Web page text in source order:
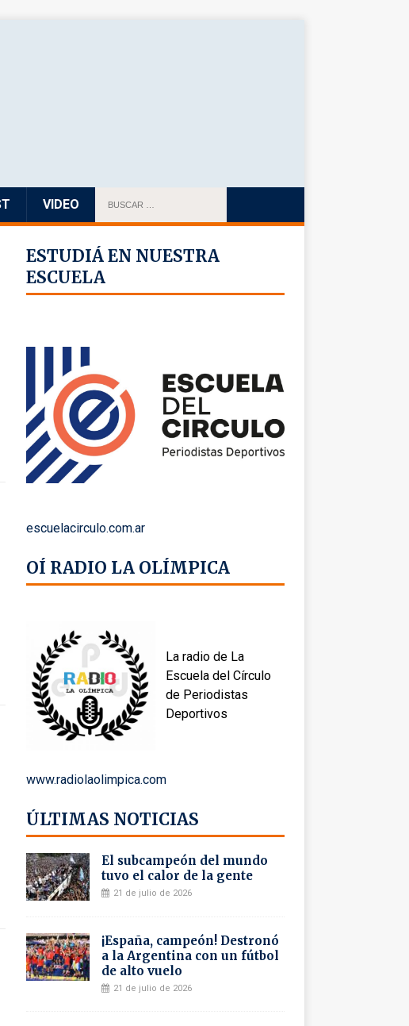
VIDEO
ESTUDIÁ EN NUESTRA
ESCUELA
escuelacirculo.com.ar
OÍ RADIO LA OLÍMPICA
La radio de La
Escuela del Círculo
de Periodistas
Deportivos
www.radiolaolimpica.com
ÚLTIMAS NOTICIAS
El subcampeón del mundo
tuvo el calor de la gente
21 de julio de 2026
¡España, campeón! Destronó
a la Argentina con un fútbol
de alto vuelo
21 de julio de 2026